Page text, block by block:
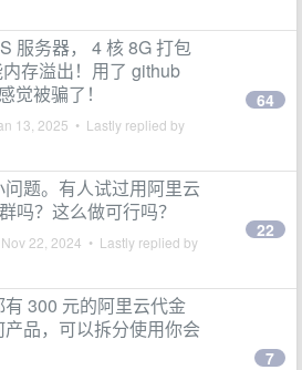
服务器， 4 核 8G 打包
存溢出！用了 github
觉被骗了！
13, 2025 • Lastly replied by
64
题。有人试过用阿里云
吗？这么做可行吗？
Nov 22, 2024 • Lastly replied by
22
300 元的阿里云代金
品，可以拆分使用你会
7